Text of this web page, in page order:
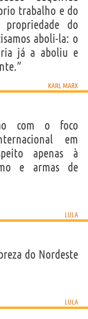
trabalho e do
do
aboli-la: o
já a aboliu e
KARL MARX
com o foco
em
apenas à
e armas de
LULA
do Nordeste
LULA